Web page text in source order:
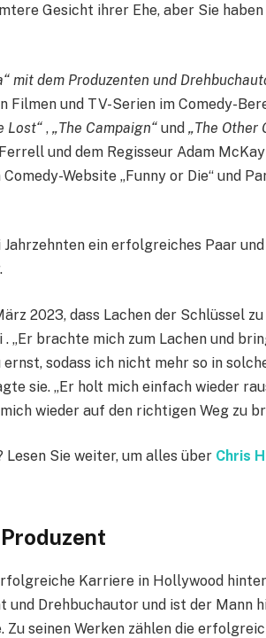
Gesicht ihrer Ehe, aber Sie
mit dem Produzenten und
Filmen und TV-Serien im Comedy-
Lost“ ,„The Campaign“ und„The Other
und dem Regisseur Adam
Website „Funny or Die“ und
ein erfolgreiches Paar
2023, dass Lachen der Schlüssel
„Er brachte mich zum Lachen und
sodass ich nicht mehr so ​​in
sie. „Er holt mich einfach wieder
wieder auf den richtigen Weg zu
Lesen Sie weiter, um alles über Chris
Karriere in Hollywood
Drehbuchautor und ist der Mann
seinen Werken zählen die